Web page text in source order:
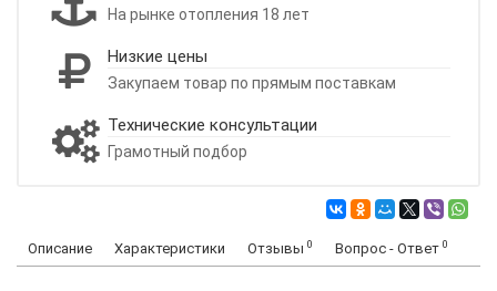
На рынке отопления 18 лет
Низкие цены
Закупаем товар по прямым поставкам
Технические консультации
Грамотный подбор
Описание Характеристики Отзывы 0 Вопрос - Ответ 0